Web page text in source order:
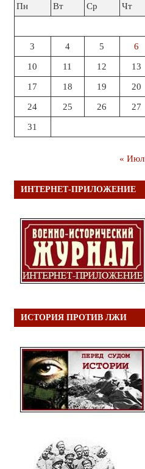
Пн
Вт Ср Чт
3 4 5 6
10 11 12 13
17 18 19 20
24 25 26 27
31
« Июл
ИНТЕРНЕТ-ПРИЛОЖЕНИЕ
ИСТОРИЯ ПРОТИВ ЛЖИ